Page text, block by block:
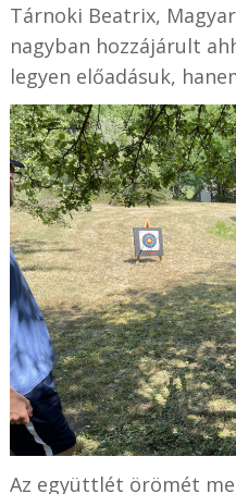
Tárnoki Beatrix,
nagyban hozzájárult
legyen előadásuk,
Az együttlét örömét